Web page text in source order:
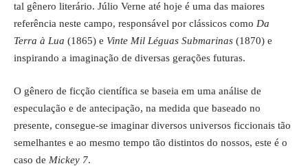
tal gênero literário. Júlio Verne até hoje é uma das maiores
referência neste campo, responsável por clássicos como Da
Terra à Lua (1865) e Vinte Mil Léguas Submarinas (1870) e
inspirando a imaginação de diversas gerações futuras.
O gênero de ficção científica se baseia em uma análise de
especulação e de antecipação, na medida que baseado no
presente, consegue-se imaginar diversos universos ficcionais tão
semelhantes e ao mesmo tempo tão distintos do nossos, este é o
caso de Mickey 7.